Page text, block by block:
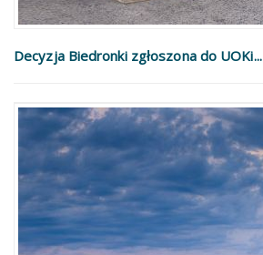
Decyzja Biedronki zgłoszona do UOKi...